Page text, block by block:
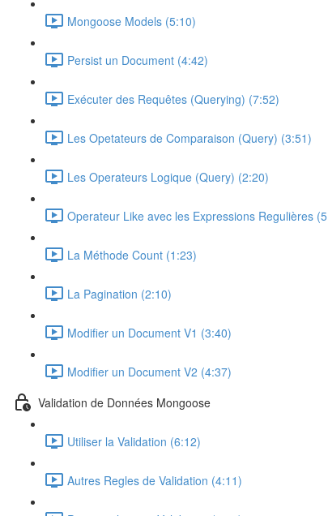
Mongoose Models (5:10)
Persist un Document (4:42)
Exécuter des Requêtes (Querying) (7:52)
Les Opetateurs de Comparaison (Query) (3:51)
Les Operateurs Logique (Query) (2:20)
Operateur Like avec les Expressions Regulières
La Méthode Count (1:23)
La Pagination (2:10)
Modifier un Document V1 (3:40)
Modifier un Document V2 (4:37)
Validation de Données Mongoose
Utiliser la Validation (6:12)
Autres Regles de Validation (4:11)